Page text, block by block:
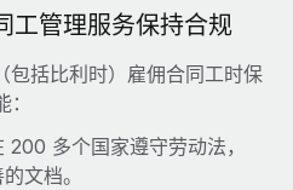
and wellness startup,
Remote to manage...
payroll implementation
team....
管理服务保持合规
包括比利时）雇佣合同工时保
200 多个国家遵守劳动法，
文档。